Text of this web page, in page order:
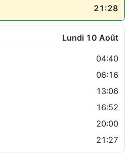
21:28
Lundi 10 Août
04:40
06:16
13:06
16:52
20:00
21:27